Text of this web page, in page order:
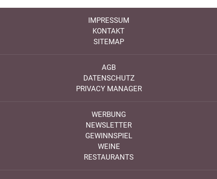
IMPRESSUM
KONTAKT
SITEMAP
AGB
DATENSCHUTZ
PRIVACY MANAGER
WERBUNG
NEWSLETTER
GEWINNSPIEL
WEINE
RESTAURANTS